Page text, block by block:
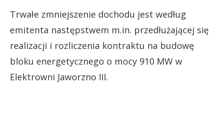
Trwałe zmniejszenie dochodu jest według
emitenta następstwem m.in. przedłużającej się
realizacji i rozliczenia kontraktu na budowę
bloku energetycznego o mocy 910 MW w
Elektrowni Jaworzno III.